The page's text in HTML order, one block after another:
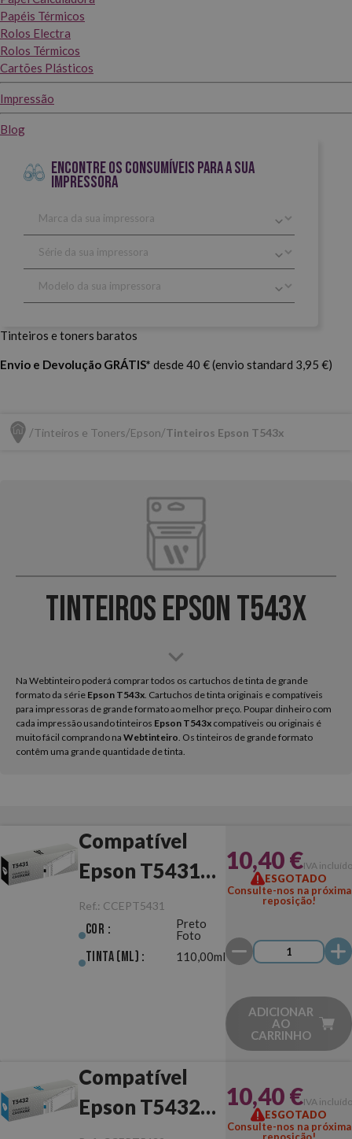
Papéis Térmicos
Rolos Electra
Rolos Térmicos
Cartões Plásticos
Impressão
Blog
ENCONTRE OS CONSUMÍVEIS PARA A SUA
IMPRESSORA
Tinteiros e toners baratos
Envio e Devolução GRÁTIS* desde 40 € (envio standard 3,95 €)
Tinteiros e Toners Epson Tinteiros Epson T543x
Tinteiros Epson T543x
Na Webtinteiro poderá comprar todos os cartuchos de tinta de grande
formato da série Epson T543x . Cartuchos de tinta originais e compatíveis
para impressoras de grande formato ao melhor preço. Poupar dinheiro com
cada impressão usando tinteiros Epson T543x compatíveis ou originais é
muito fácil comprando na Webtinteiro . Os tinteiros de grande formato
contêm uma grande quantidade de tinta.
Compatível
Epson T5431
Preto Foto
Ref.: CCEPT5431
Cor :
Preto
Foto
Tinta (ml) : 110,00ml
10,40 €IVA incluído
ESGOTADO
Consulte-nos na próxima
reposição!
ADICIONAR
AO
CARRINHO
Compatível
Epson T5432
10,40 €IVA incluído
ESGOTADO
Consulte-nos na próxima